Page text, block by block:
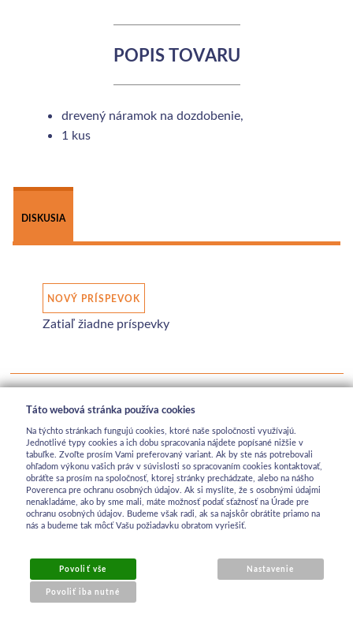
POPIS TOVARU
drevený náramok na dozdobenie,
1 kus
DISKUSIA
NOVÝ PRÍSPEVOK
Zatiaľ žiadne príspevky
Táto webová stránka používa cookies
Na týchto stránkach fungujú cookies, ktoré naše spoločnosti využívajú.
Jednotlivé typy cookies a ich dobu spracovania nájdete popísané nižšie v
tabuľke. Zvoľte prosím Vami preferovaný variant. Ak by ste nás potrebovali
ohľadom výkonu vašich práv v súvislosti so spracovaním cookies kontaktovať,
obráťte sa prosím na spoločnosť, ktorej stránky prechádzate, alebo na nášho
Poverenca pre ochranu osobných údajov. Ak si myslíte, že s osobnými údajmi
nenakladáme, ako by sme mali, máte možnosť podať sťažnosť na Úrade pre
ochranu osobných údajov. Budeme však radi, ak sa najskôr obrátite priamo na
nás a budeme tak môcť Vašu požiadavku obratom vyriešiť.
Povoliť vše
Povoliť iba nutné
Nastavenie